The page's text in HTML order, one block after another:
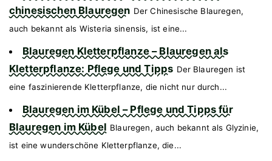
chinesischen Blauregen Der Chinesische Blauregen,
auch bekannt als Wisteria sinensis, ist eine...
Blauregen Kletterpflanze – Blauregen als
Kletterpflanze: Pflege und Tipps Der Blauregen ist
eine faszinierende Kletterpflanze, die nicht nur durch...
Blauregen im Kübel – Pflege und Tipps für
Blauregen im Kübel Blauregen, auch bekannt als Glyzinie,
ist eine wunderschöne Kletterpflanze, die...